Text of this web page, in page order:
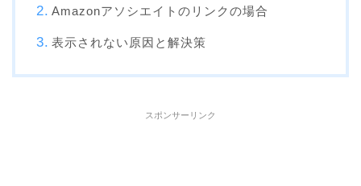
Amazonアソシエイトのリンクの場合
表示されない原因と解決策
スポンサーリンク